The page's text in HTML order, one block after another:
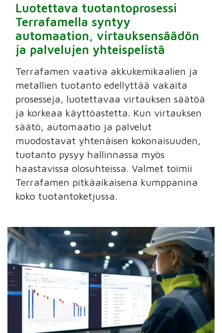
Luotettava tuotantoprosessi
Terrafamella syntyy
automaation, virtauksensäädön
ja palvelujen yhteispelistä
Terrafamen vaativa akkukemikaalien ja
metallien tuotanto edellyttää vakaita
prosesseja, luotettavaa virtauksen säätöä
ja korkeaa käyttöastetta. Kun virtauksen
säätö, automaatio ja palvelut
muodostavat yhtenäisen kokonaisuuden,
tuotanto pysyy hallinnassa myös
haastavissa olosuhteissa. Valmet toimii
Terrafamen pitkäaikaisena kumppanina
koko tuotantoketjussa.